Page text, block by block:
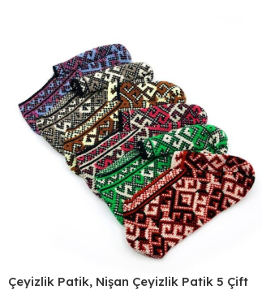
Çeyizlik Patik, Nişan Çeyizlik Patik 5 Çift